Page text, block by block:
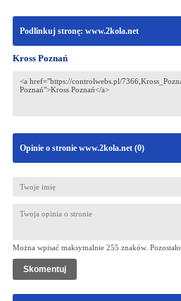
Podlinkuj stronę: www.2kola.net
Kross Poznań
Opinie o stronie www.2kola.net (0)
Można wpisać maksymalnie 255 znaków. Pozostało